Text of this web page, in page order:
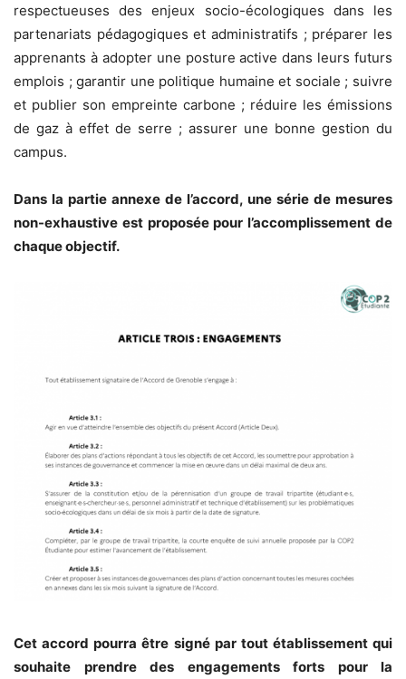
respectueuses des enjeux socio-écologiques dans les
partenariats pédagogiques et administratifs ; préparer les
apprenants à adopter une posture active dans leurs futurs
emplois ; garantir une politique humaine et sociale ; suivre
et publier son empreinte carbone ; réduire les émissions
de gaz à effet de serre ; assurer une bonne gestion du
campus.
Dans la partie annexe de l’accord, une série de mesures
non-exhaustive est proposée pour l’accomplissement de
chaque objectif.
Cet accord pourra être signé par tout établissement qui
souhaite prendre des engagements forts pour la